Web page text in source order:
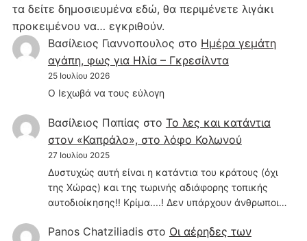
τα δείτε δημοσιευμένα εδώ, θα περιμένετε λιγάκι
προκειμένου να… εγκριθούν.
Βασίλειος Γιαννοπουλος στο Hμέρα γεμάτη
αγάπη, φως για Ηλία – Γκρεσίλντα
25 Ιουλίου 2026
Ο Ιεχωβά να τους εύλογη
Βασίλειος Παπίας στο Το λες και κατάντια
στον «Καπράλο», στο λόφο Κολωνού
27 Ιουλίου 2025
Δυστυχώς αυτή είναι η κατάντια του κράτους (όχι
της Χώρας) και της τωρινής αδιάφορης τοπικής
αυτοδιοίκησης!! Κρίμα....! Δεν υπάρχουν άνθρωποι…
Panos Chatziliadisστο Οι αέρηδες των